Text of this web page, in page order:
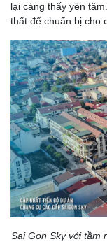
lại càng thấy yên
thất để chuẩn bị cho
Sai Gon Sky với tầm